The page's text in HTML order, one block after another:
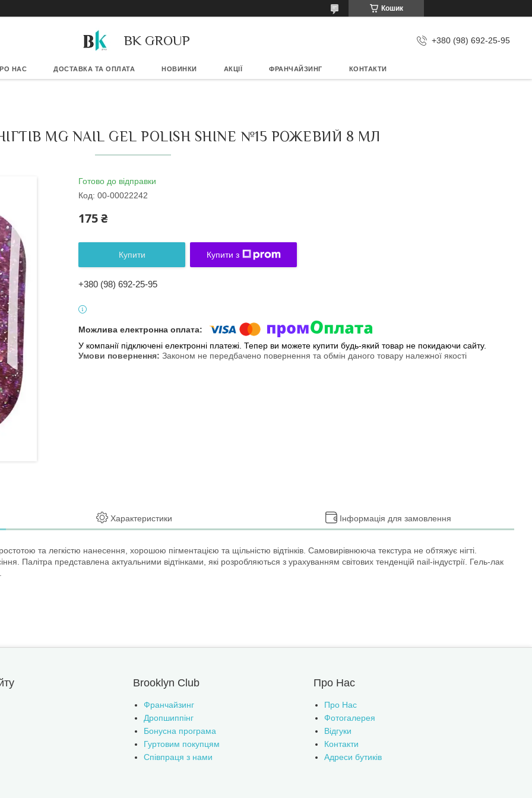
Кошик
BK GROUP +380 (98) 692-25-95
НАС ДОСТАВКА ТА ОПЛАТА НОВИНКИ АКЦІЇ ФРАНЧАЙЗИНГ КОНТАКТИ
MG NAIL GEL POLISH SHINE №15 РОЖЕВИЙ 8 МЛ
Готово до відправки
Код: 00-00022242
175 ₴
Купити Купити з
+380 (98) 692-25-95
У компанії підключені електронні платежі. Тепер ви можете купити будь-який товар не покидаючи сайту.
Законом не передбачено повернення та обмін даного товару належної якості
Характеристики Інформація для замовлення
та легкістю нанесення, хорошою пігментацією та щільністю відтінків. Самовирівнююча текстура не обтяжує нігті.
Палітра представлена актуальними відтінками, які розробляються з урахуванням світових тенденцій nail-індустрії. Гель-лак
Brooklyn Club
Франчайзинг
Дропшиппінг
Бонусна програма
Гуртовим покупцям
Співпраця з нами
Про Нас
Про Нас
Фотогалерея
Відгуки
Контакти
Адреси бутиків